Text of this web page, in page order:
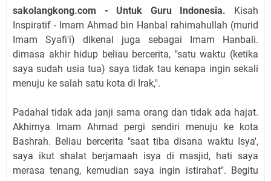
sakolangkong.com - Untuk Guru Indonesia.
Kisah
Inspiratif - Imam Ahmad bin Hanbal rahimahullah (murid
Imam Syafi'i) dikenal juga sebagai Imam Hanbali.
dimasa akhir hidup beliau bercerita, "satu waktu (ketika
saya sudah usia tua) saya tidak tau kenapa ingin sekali
menuju ke salah satu kota di Irak,".
Padahal tidak ada janji sama orang dan tidak ada hajat.
Akhirnya Imam Ahmad pergi sendiri menuju ke kota
Bashrah. Beliau bercerita "saat tiba disana waktu Isya',
saya ikut shalat berjamaah isya di masjid, hati saya
merasa tenang, kemudian saya ingin istirahat". Begitu